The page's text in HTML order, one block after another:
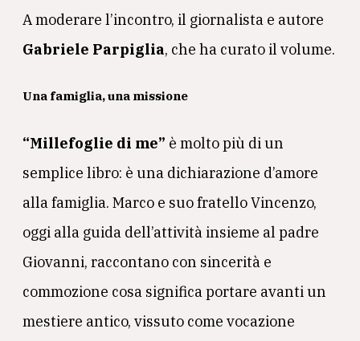
A moderare l’incontro, il giornalista e autore
Gabriele Parpiglia, che ha curato il volume.
Una famiglia, una missione
“Millefoglie di me” è molto più di un
semplice libro: è una dichiarazione d’amore
alla famiglia. Marco e suo fratello Vincenzo,
oggi alla guida dell’attività insieme al padre
Giovanni, raccontano con sincerità e
commozione cosa significa portare avanti un
mestiere antico, vissuto come vocazione